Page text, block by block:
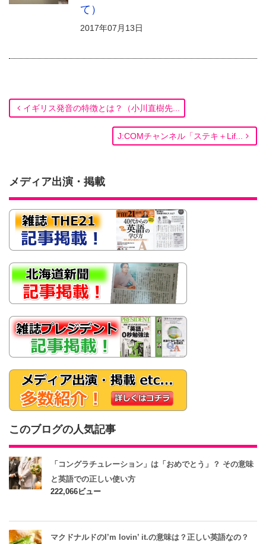
て）
2017年07月13日
イギリス発音の特徴とは？（小川直樹先...
J:COMチャンネル「ステキ＋Lif...
メディア出演・掲載
このブログの人気記事
「コングラチュレーション」は「おめでとう」？ その意味
と英語での正しい使い方
222,066ビュー
マクドナルドのI’m lovin’ it.の意味は？正しい英語なの？